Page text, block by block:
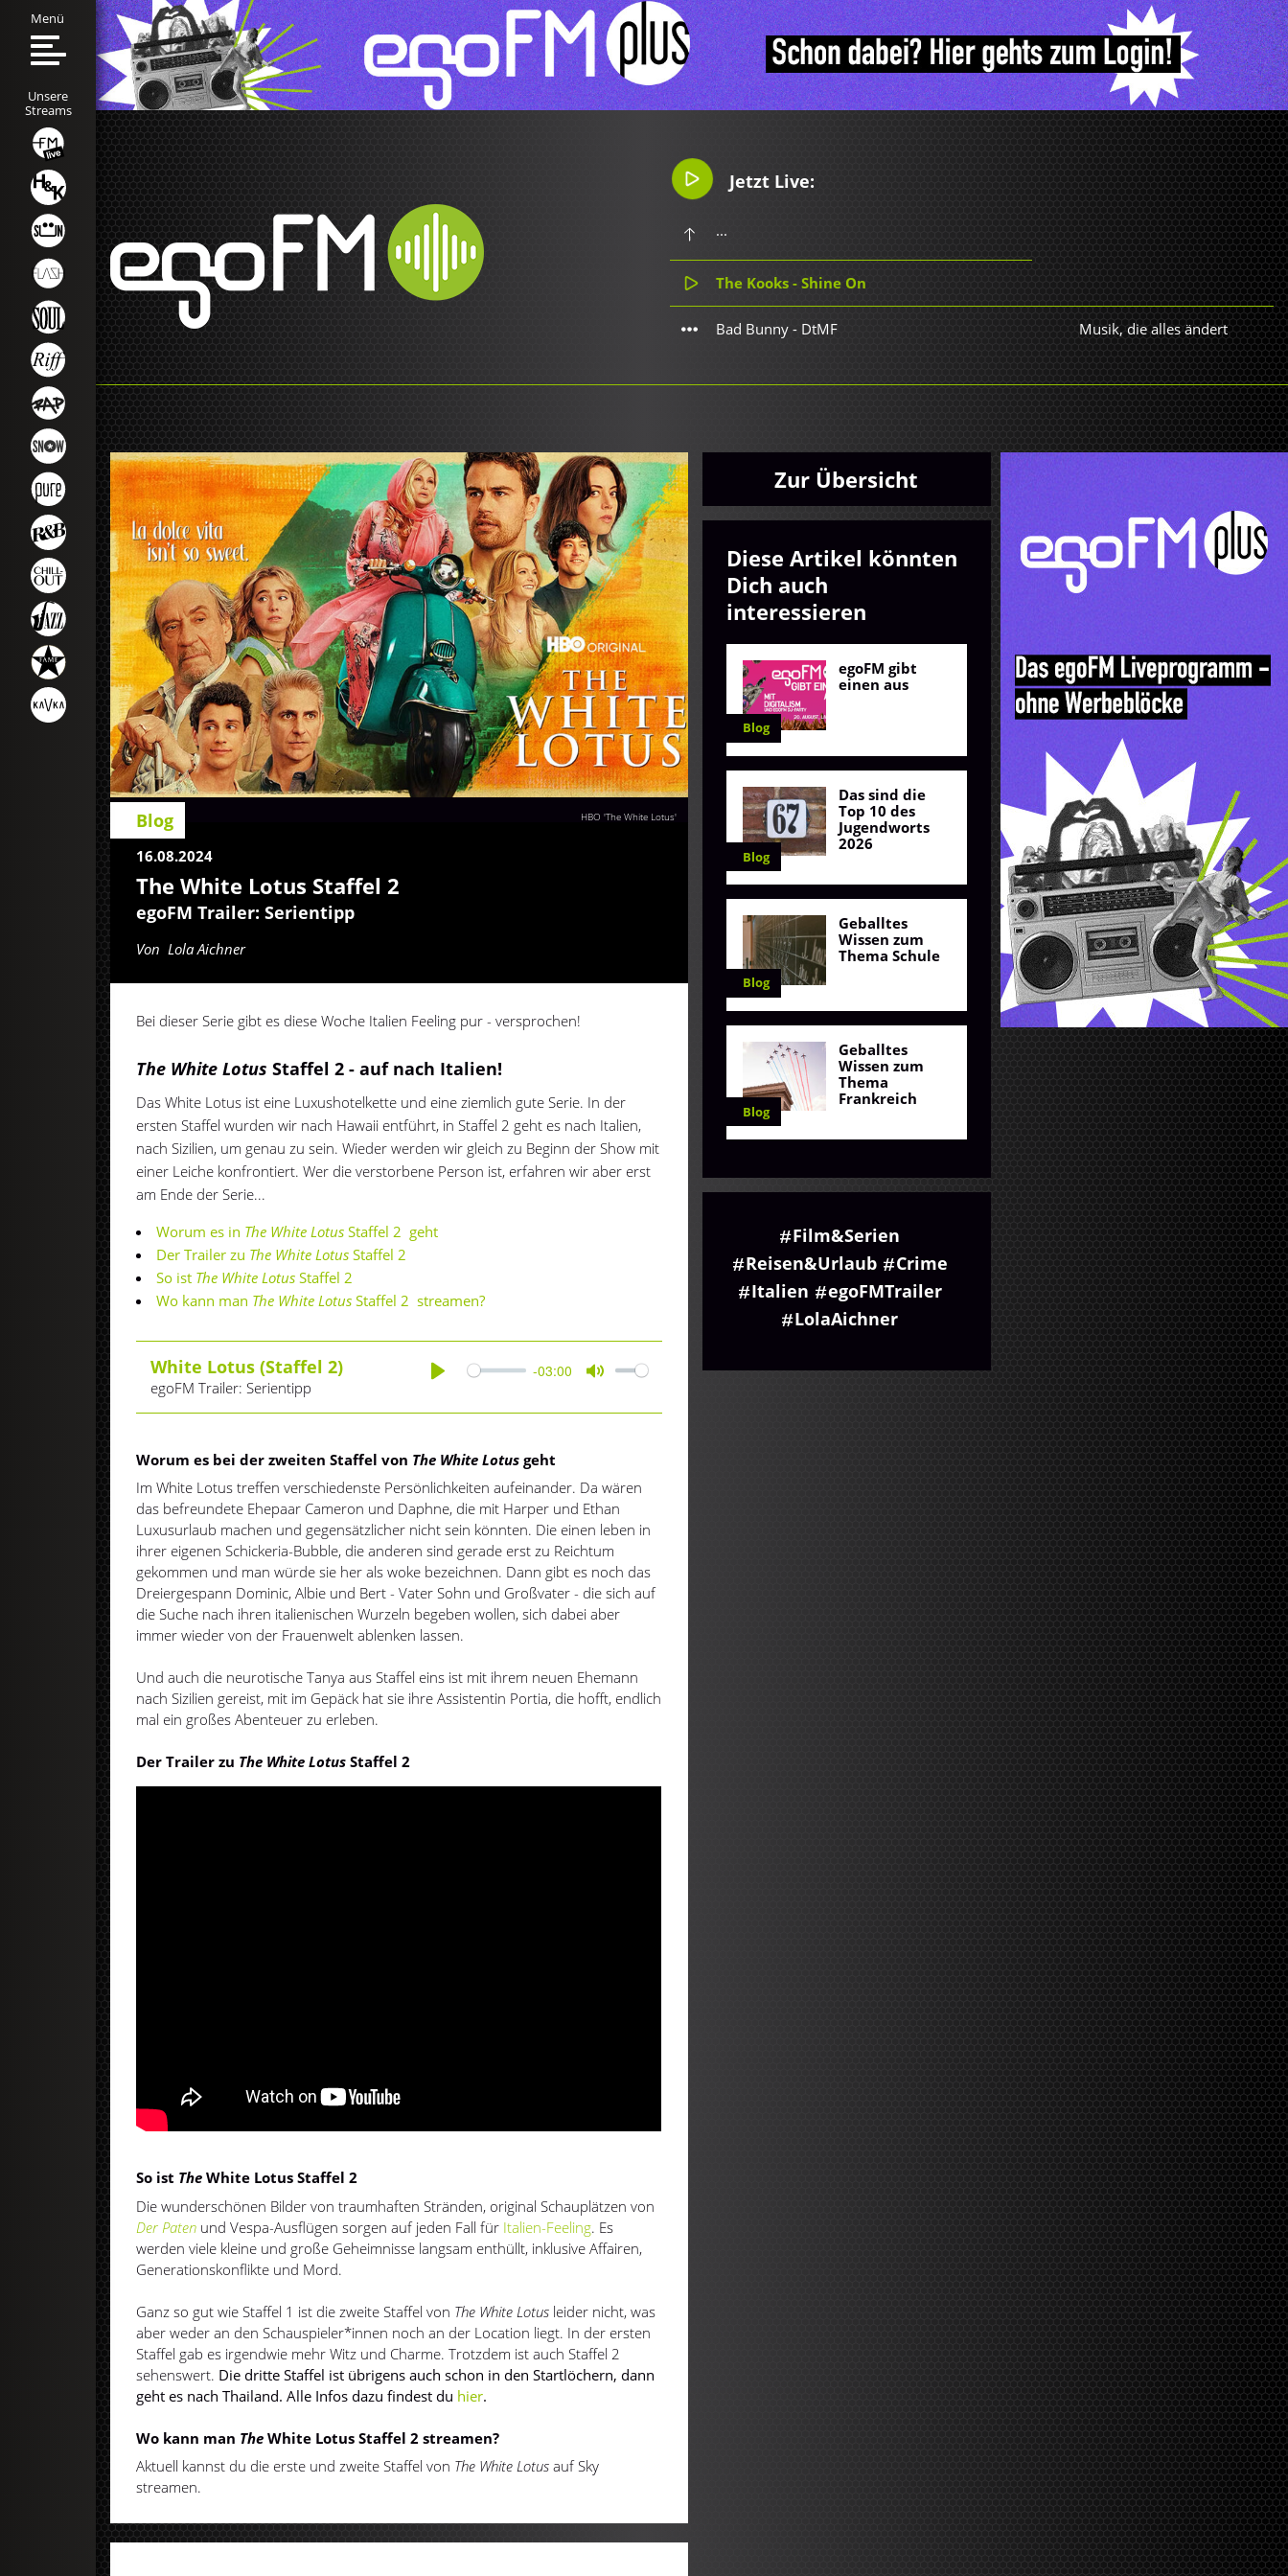
Jetzt Live:
...
The Kooks - Shine On
Bad Bunny - DtMF Musik, die alles ändert
Menü
Unsere
Streams
HBO 'The White Lotus'
Blog
16.08.2024
The White Lotus Staffel 2
egoFM Trailer: Serientipp
Von Lola Aichner
Bei dieser Serie gibt es diese Woche Italien Feeling pur - versprochen!
The White Lotus Staffel 2 - auf nach Italien!
Das White Lotus ist eine Luxushotelkette und eine ziemlich gute Serie. In der
ersten Staffel wurden wir nach Hawaii entführt, in Staffel 2 geht es nach Italien,
nach Sizilien, um genau zu sein. Wieder werden wir gleich zu Beginn der Show mit
einer Leiche konfrontiert. Wer die verstorbene Person ist, erfahren wir aber erst
am Ende der Serie...
Worum es in The White Lotus Staffel 2 geht
Der Trailer zu The White Lotus Staffel 2
So ist The White Lotus Staffel 2
Wo kann man The White Lotus Staffel 2 streamen?
White Lotus (Staffel 2)
egoFM Trailer: Serientipp
-03:00
Worum es bei der zweiten Staffel von The White Lotus geht
Im White Lotus treffen verschiedenste Persönlichkeiten aufeinander. Da wären
das befreundete Ehepaar Cameron und Daphne, die mit Harper und Ethan
Luxusurlaub machen und gegensätzlicher nicht sein könnten. Die einen leben in
ihrer eigenen Schickeria-Bubble, die anderen sind gerade erst zu Reichtum
gekommen und man würde sie her als woke bezeichnen. Dann gibt es noch das
Dreiergespann Dominic, Albie und Bert - Vater Sohn und Großvater - die sich auf
die Suche nach ihren italienischen Wurzeln begeben wollen, sich dabei aber
immer wieder von der Frauenwelt ablenken lassen.
Und auch die neurotische Tanya aus Staffel eins ist mit ihrem neuen Ehemann
nach Sizilien gereist, mit im Gepäck hat sie ihre Assistentin Portia, die hofft, endlich
mal ein großes Abenteuer zu erleben.
Der Trailer zu The White Lotus Staffel 2
So ist The White Lotus Staffel 2
Die wunderschönen Bilder von traumhaften Stränden, original Schauplätzen von
Der Paten und Vespa-Ausflügen sorgen auf jeden Fall für Italien-Feeling. Es
werden viele kleine und große Geheimnisse langsam enthüllt, inklusive Affairen,
Generationskonflikte und Mord.
Ganz so gut wie Staffel 1 ist die zweite Staffel von The White Lotus leider nicht, was
aber weder an den Schauspieler*innen noch an der Location liegt. In der ersten
Staffel gab es irgendwie mehr Witz und Charme. Trotzdem ist auch Staffel 2
sehenswert. Die dritte Staffel ist übrigens auch schon in den Startlöchern, dann
geht es nach Thailand. Alle Infos dazu findest du hier.
Wo kann man The White Lotus Staffel 2 streamen?
Aktuell kannst du die erste und zweite Staffel von The White Lotus auf Sky
streamen.
Zur Übersicht
Diese Artikel könnten
Dich auch
interessieren
Blog
egoFM gibt
einen aus
Blog
Das sind die
Top 10 des
Jugendworts
2026
Blog
Geballtes
Wissen zum
Thema Schule
Blog
Geballtes
Wissen zum
Thema
Frankreich
Film&Serien
Reisen&Urlaub
Crime
Italien
egoFMTrailer
LolaAichner